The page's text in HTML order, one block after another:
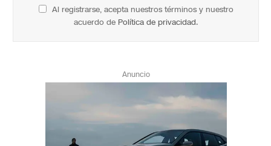
Al registrarse, acepta nuestros términos y nuestro
acuerdo de Política de privacidad.
Anuncio